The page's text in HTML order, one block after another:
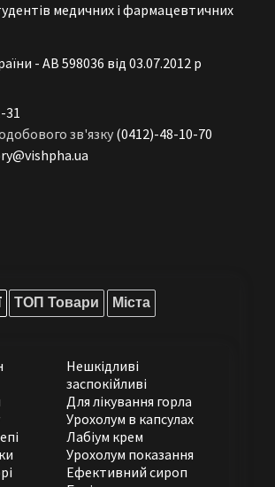
медичних і фармацевтичних
- АВ 598036 від 03.07.2012 р
31
зв'язку (0412)-48-10-70
ТОП Товари
Міста
Нешкідливі
заспокійливі
Для лікування горла
Урохолум в капсулах
Лабіум крем
Урохолум показання
Ефективний сироп